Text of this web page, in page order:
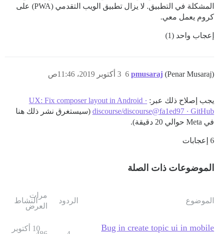
المشكلة في التطبيق. لا يزال تطبيق الويب التقدمي (PWA) على
كروم يعمل معي.
إعجاب واحد (1)
pmusaraj (Penar Musaraj) 3 أكتوبر 2019، 11:46ص 6
يجب إصلاح ذلك عبر: UX: Fix composer layout in Android ·
discourse/discourse@fa1ed97 · GitHub (سيستغرق نشر ذلك هنا
في Meta حوالي 20 دقيقة).
6 إعجابات
الموضوعات ذات الصلة
الموضوع الردود
مرات
العرض
النشاط
Bug in create topic ui in mobile
10 أكتوبر